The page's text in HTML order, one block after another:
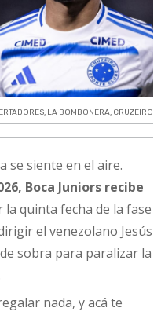
, LA BOMBONERA, CRUZEIRO
se siente en el aire.
Boca Juniors recibe
la quinta fecha de la fase
el venezolano Jesús
sobra para paralizar la
nada, y acá te